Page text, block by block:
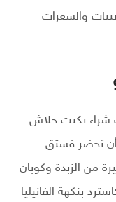
والسعرات
شراء بكيت جلاش
عليك أن تحضر فستق
أيضا 4 معالق كبيرة من الزبدة وكوبان
بنكهة الفانيليا